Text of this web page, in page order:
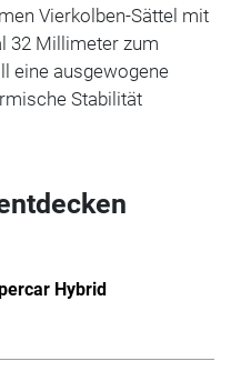
Vierkolben-Sättel mit
32 Millimeter zum
eine ausgewogene
Stabilität
Hybrid